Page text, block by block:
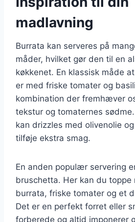
madlavning
Burrata kan serveres på
måder, hvilket gør den til en
køkkenet. En klassisk måde
er med friske tomater og
kombination der fremhæver
tekstur og tomaternes
kan drizzles med olivenolie
tilføje ekstra smag.
En anden populær servering
bruschetta. Her kan du toppe
burrata, friske tomater og et
Det er en perfekt forret eller
forberede og altid imponerer